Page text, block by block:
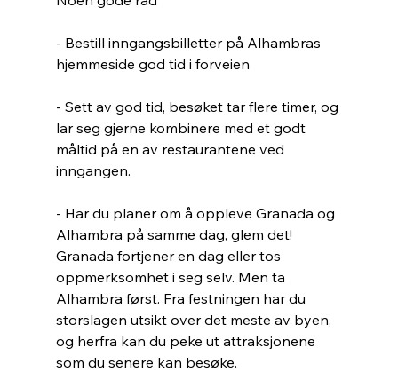
- Bestill inngangsbilletter på Alhambras
hjemmeside god tid i forveien
- Sett av god tid, besøket tar flere timer, og
lar seg gjerne kombinere med et godt
måltid på en av restaurantene ved
inngangen.
- Har du planer om å oppleve Granada og
Alhambra på samme dag, glem det!
Granada fortjener en dag eller tos
oppmerksomhet i seg selv. Men ta
Alhambra først. Fra festningen har du
storslagen utsikt over det meste av byen,
og herfra kan du peke ut attraksjonene
som du senere kan besøke.